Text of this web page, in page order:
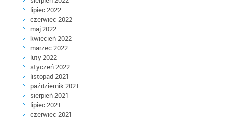
lipiec 2022
czerwiec 2022
maj 2022
kwiecień 2022
marzec 2022
luty 2022
styczeń 2022
listopad 2021
październik 2021
sierpień 2021
lipiec 2021
czerwiec 2021